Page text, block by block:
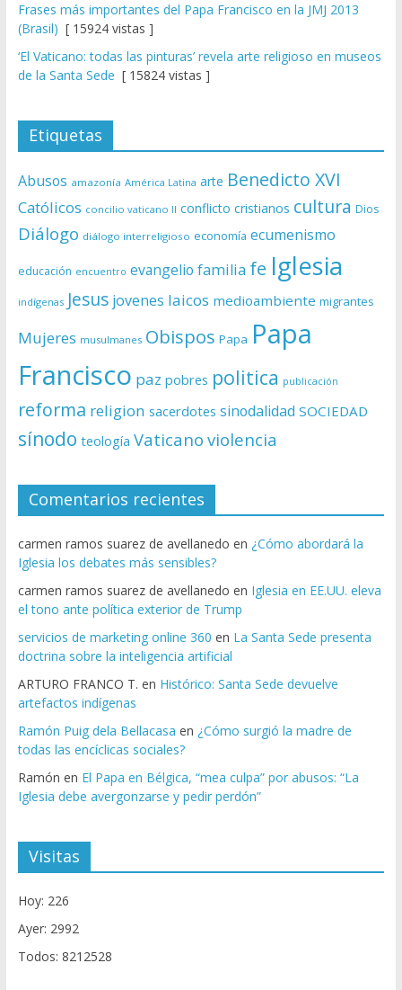
Frases más importantes del Papa Francisco en la JMJ 2013
(Brasil) [ 15924 vistas ]
‘El Vaticano: todas las pinturas’ revela arte religioso en museos
de la Santa Sede [ 15824 vistas ]
Etiquetas
Abusos amazonía América Latina arte Benedicto XVI
Católicos concilio vaticano II conflicto cristianos cultura Dios
Diálogo diálogo interreligioso economía ecumenismo
educación encuentro evangelio familia fe Iglesia
indígenas Jesus jovenes laicos medioambiente migrantes
Mujeres musulmanes Obispos Papa Papa
Francisco paz pobres politica publicación
reforma religion sacerdotes sinodalidad SOCIEDAD
sínodo teología Vaticano violencia
Comentarios recientes
carmen ramos suarez de avellanedo en ¿Cómo abordará la
Iglesia los debates más sensibles?
carmen ramos suarez de avellanedo en Iglesia en EE.UU. eleva
el tono ante política exterior de Trump
servicios de marketing online 360 en La Santa Sede presenta
doctrina sobre la inteligencia artificial
ARTURO FRANCO T. en Histórico: Santa Sede devuelve
artefactos indígenas
Ramón Puig dela Bellacasa en ¿Cómo surgió la madre de
todas las encíclicas sociales?
Ramón en El Papa en Bélgica, “mea culpa” por abusos: “La
Iglesia debe avergonzarse y pedir perdón”
Visitas
Hoy: 226
Ayer: 2992
Todos: 8212528